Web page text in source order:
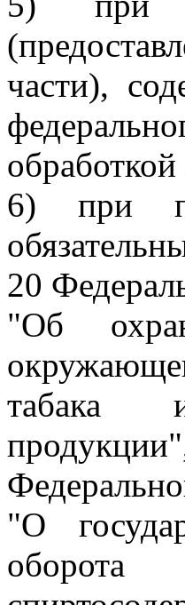
части),
6) при
20
"Об
табака
"О
оборота